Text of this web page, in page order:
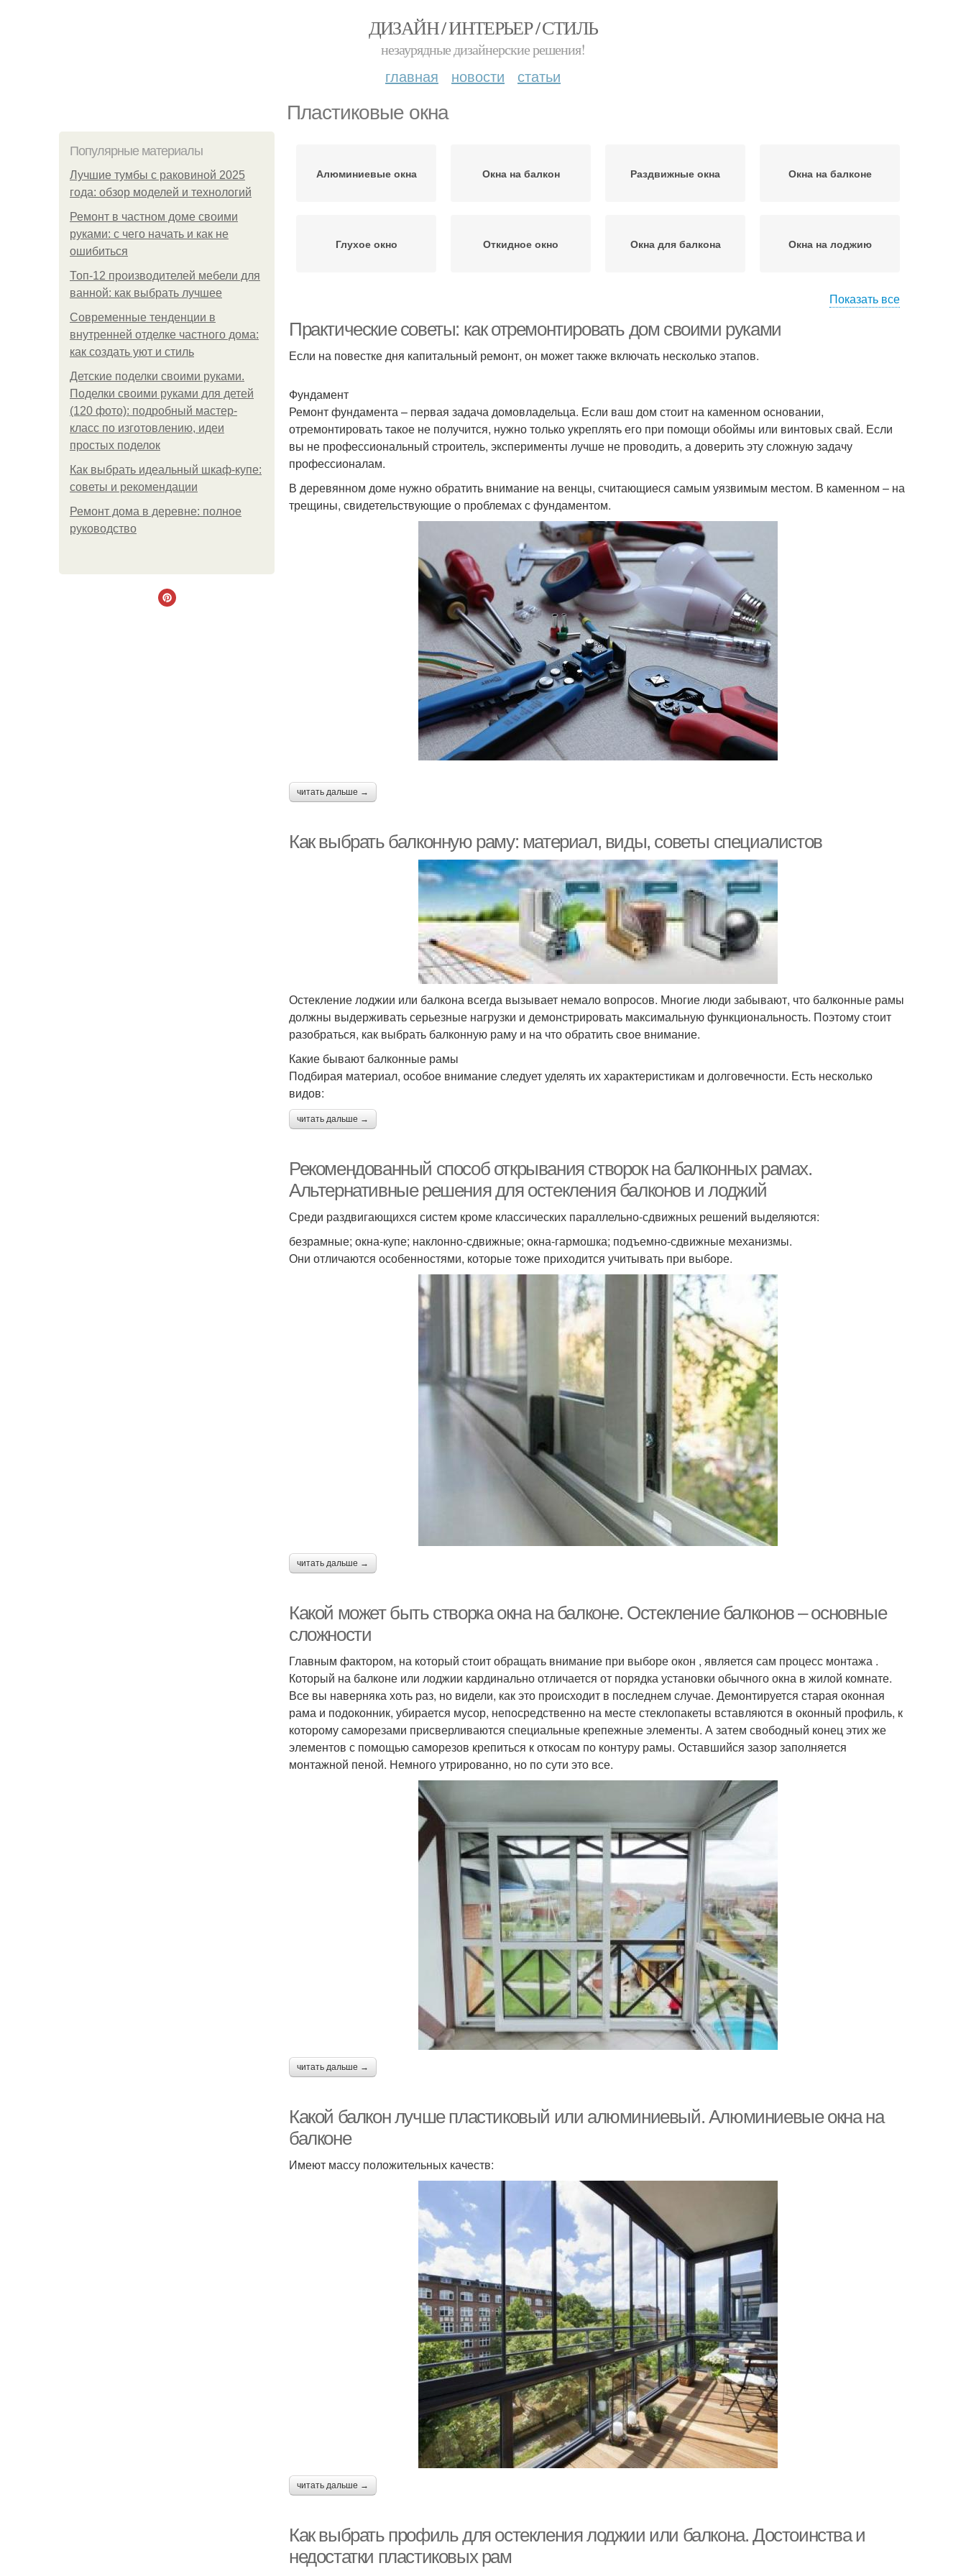
ДИЗАЙН / ИНТЕРЬЕР / СТИЛЬ
незаурядные дизайнерские решения!
главная новости статьи
Пластиковые окна
Популярные материалы
Лучшие тумбы с раковиной 2025
года: обзор моделей и технологий
Ремонт в частном доме своими
руками: с чего начать и как не
ошибиться
Топ-12 производителей мебели для
ванной: как выбрать лучшее
Современные тенденции в
внутренней отделке частного дома:
как создать уют и стиль
Детские поделки своими руками.
Поделки своими руками для детей
(120 фото): подробный мастер-
класс по изготовлению, идеи
простых поделок
Как выбрать идеальный шкаф-купе:
советы и рекомендации
Ремонт дома в деревне: полное
руководство
Алюминиевые окна Окна на балкон Раздвижные окна Окна на балконе
Глухое окно Откидное окно Окна для балкона Окна на лоджию
Деревянные окна Окна по методу Распашные окна
Окна с наклонно-
Показать все
Практические советы: как отремонтировать дом своими руками
Если на повестке дня капитальный ремонт, он может также включать несколько этапов.
Фундамент
Ремонт фундамента – первая задача домовладельца. Если ваш дом стоит на каменном основании,
отремонтировать такое не получится, нужно только укреплять его при помощи обоймы или винтовых свай. Если
вы не профессиональный строитель, эксперименты лучше не проводить, а доверить эту сложную задачу
профессионалам.
В деревянном доме нужно обратить внимание на венцы, считающиеся самым уязвимым местом. В каменном – на
трещины, свидетельствующие о проблемах с фундаментом.
читать дальше →
Как выбрать балконную раму: материал, виды, советы специалистов
Остекление лоджии или балкона всегда вызывает немало вопросов. Многие люди забывают, что балконные рамы
должны выдерживать серьезные нагрузки и демонстрировать максимальную функциональность. Поэтому стоит
разобраться, как выбрать балконную раму и на что обратить свое внимание.
Какие бывают балконные рамы
Подбирая материал, особое внимание следует уделять их характеристикам и долговечности. Есть несколько
видов:
читать дальше →
Рекомендованный способ открывания створок на балконных рамах.
Альтернативные решения для остекления балконов и лоджий
Среди раздвигающихся систем кроме классических параллельно-сдвижных решений выделяются:
безрамные; окна-купе; наклонно-сдвижные; окна-гармошка; подъемно-сдвижные механизмы.
Они отличаются особенностями, которые тоже приходится учитывать при выборе.
читать дальше →
Какой может быть створка окна на балконе. Остекление балконов – основные
сложности
Главным фактором, на который стоит обращать внимание при выборе окон , является сам процесс монтажа .
Который на балконе или лоджии кардинально отличается от порядка установки обычного окна в жилой комнате.
Все вы наверняка хоть раз, но видели, как это происходит в последнем случае. Демонтируется старая оконная
рама и подоконник, убирается мусор, непосредственно на месте стеклопакеты вставляются в оконный профиль, к
которому саморезами присверливаются специальные крепежные элементы. А затем свободный конец этих же
элементов с помощью саморезов крепиться к откосам по контуру рамы. Оставшийся зазор заполняется
монтажной пеной. Немного утрированно, но по сути это все.
читать дальше →
Какой балкон лучше пластиковый или алюминиевый. Алюминиевые окна на
балконе
Имеют массу положительных качеств:
читать дальше →
Как выбрать профиль для остекления лоджии или балкона. Достоинства и
недостатки пластиковых рам